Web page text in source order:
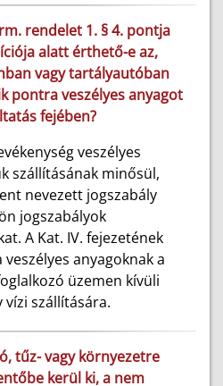
rendelet 1. § 4. pontja
alatt érthető-e az,
vagy tartályautóban
pontra veszélyes anyagot
fejében?
veszélyes
szállításának minősül,
nevezett jogszabály
jogszabályok
A Kat. IV. fejezetének
anyagoknak a
üzemen kívüli
vízi szállítására.
tűz- vagy környezetre
kerül ki, a nem